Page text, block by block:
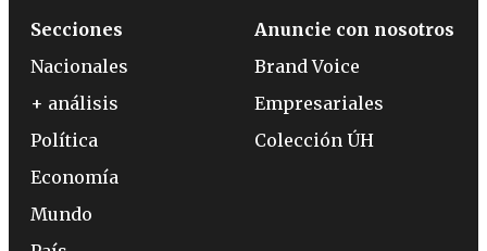
Secciones
Nacionales
+ análisis
Política
Economía
Mundo
Anuncie con nosotros
Brand Voice
Empresariales
Colección ÚH